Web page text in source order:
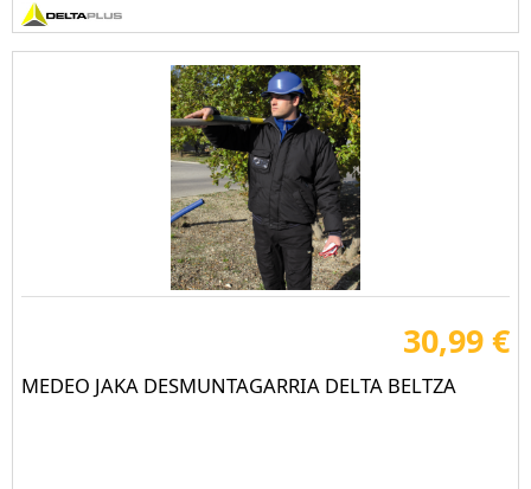
30,99 €
MEDEO JAKA DESMUNTAGARRIA DELTA BELTZA